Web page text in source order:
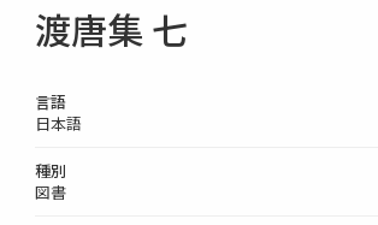
渡唐集 七
言語
日本語
種別
図書